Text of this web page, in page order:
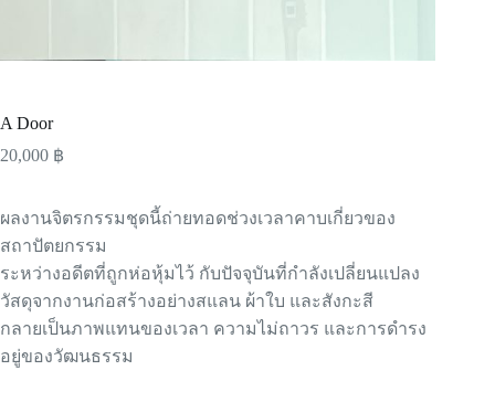
A Door
20,000 ฿
ผลงานจิตรกรรมชุดนี้ถ่ายทอดช่วงเวลาคาบเกี่ยวของ
สถาปัตยกรรม
ระหว่างอดีตที่ถูกห่อหุ้มไว้ กับปัจจุบันที่กำลังเปลี่ยนแปลง
วัสดุจากงานก่อสร้างอย่างสแลน ผ้าใบ และสังกะสี
กลายเป็นภาพแทนของเวลา ความไม่ถาวร และการดำรง
อยู่ของวัฒนธรรม